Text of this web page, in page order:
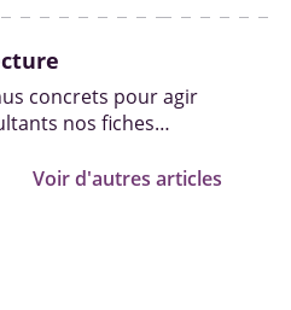
concrets pour agir
nos fiches
Voir d'autres articles